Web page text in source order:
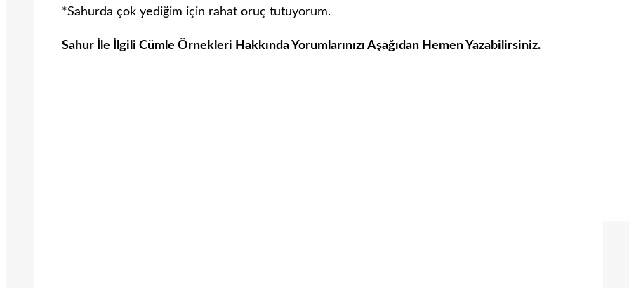
*Sahurda çok yediğim için rahat oruç tutuyorum.
Sahur İle İlgili Cümle Örnekleri Hakkında Yorumlarınızı Aşağıdan Hemen Yazabilirsiniz.